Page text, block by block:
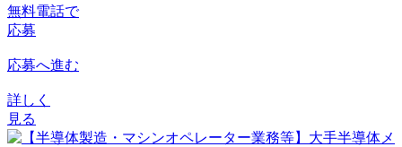
無料電話で
応募
応募へ進む
詳しく
見る